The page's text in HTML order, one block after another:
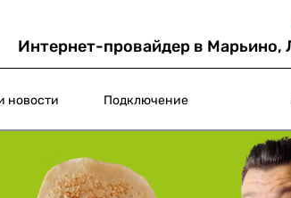
Интернет-провайдер в Марьино,
новости Подключение